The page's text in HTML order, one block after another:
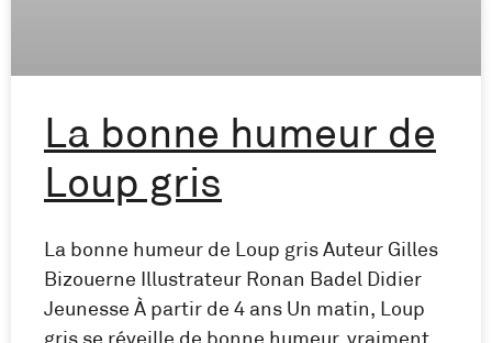
La bonne humeur de
Loup gris
La bonne humeur de Loup gris Auteur Gilles
Bizouerne Illustrateur Ronan Badel Didier
Jeunesse À partir de 4 ans Un matin, Loup